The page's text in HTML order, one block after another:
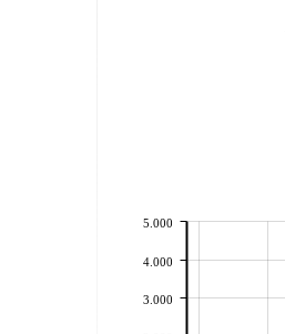
3.000
4.000
5.000